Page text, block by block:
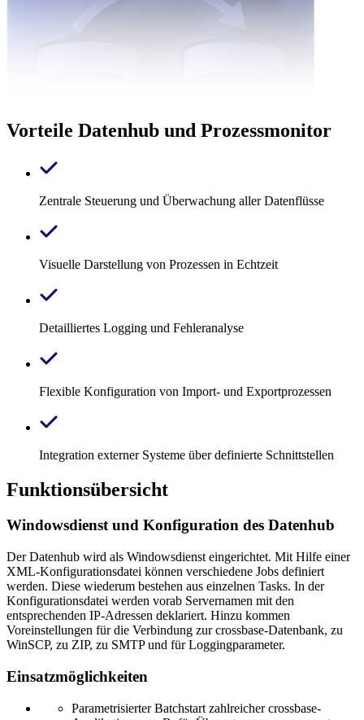
Vorteile Datenhub und Prozessmonitor
Zentrale Steuerung und Überwachung aller Datenflüsse
Visuelle Darstellung von Prozessen in Echtzeit
Detailliertes Logging und Fehleranalyse
Flexible Konfiguration von Import- und Exportprozessen
Integration externer Systeme über definierte Schnittstellen
Funktionsübersicht
Windowsdienst und Konfiguration des Datenhub
Der Datenhub wird als Windowsdienst eingerichtet. Mit Hilfe einer
XML-Konfigurationsdatei können verschiedene Jobs definiert
werden. Diese wiederum bestehen aus einzelnen Tasks. In der
Konfigurationsdatei werden vorab Servernamen mit den
entsprechenden IP-Adressen deklariert. Hinzu kommen
Voreinstellungen für die Verbindung zur crossbase-Datenbank, zu
WinSCP, zu ZIP, zu SMTP und für Loggingparameter.
Einsatzmöglichkeiten
Parametrisierter Batchstart zahlreicher crossbase-